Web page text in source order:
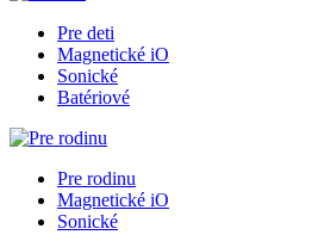
Pre deti
Magnetické iO
Sonické
Batériové
Pre rodinu
Magnetické iO
Sonické